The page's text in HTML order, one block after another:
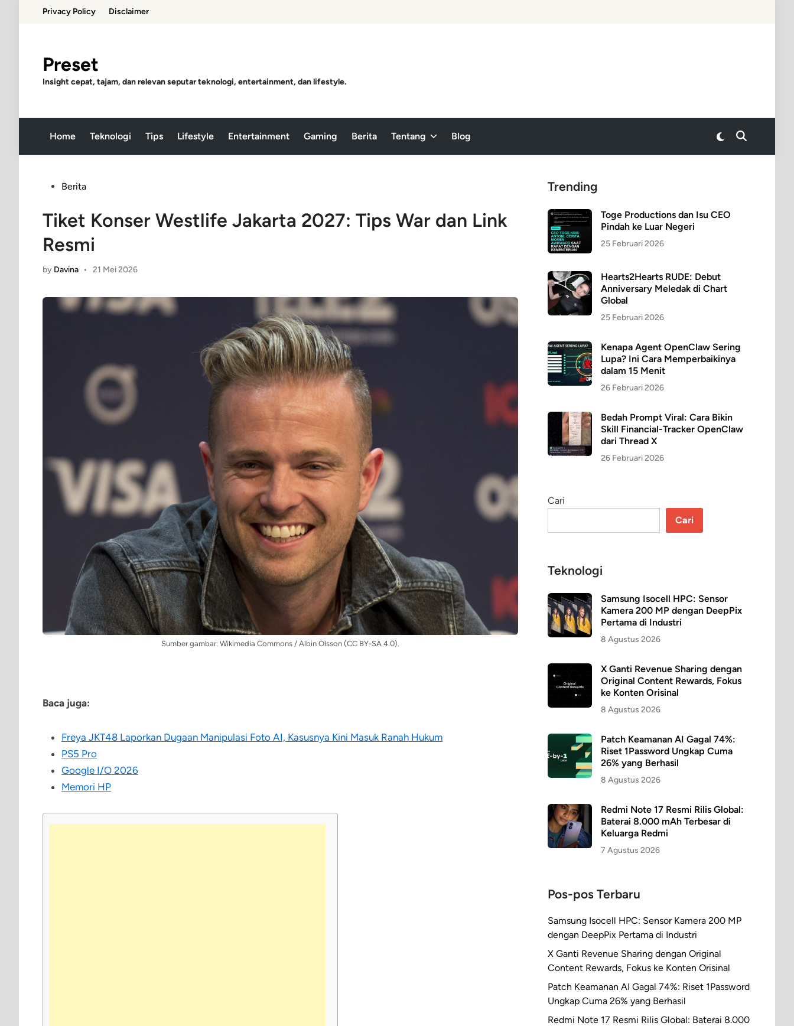
Privacy Policy Disclaimer
Preset
Insight cepat, tajam, dan relevan seputar teknologi, entertainment, dan lifestyle.
Home Teknologi Tips Lifestyle Entertainment Gaming Berita Tentang Blog
Switch
dark
Open
PostedBerita
Tiket Konser Westlife Jakarta 2027: Tips War dan Link
Resmi
by Davina • 21 Mei 2026
Sumber gambar: Wikimedia Commons / Albin Olsson (CC BY-SA 4.0).
Baca juga:
Freya JKT48 Laporkan Dugaan Manipulasi Foto AI, Kasusnya Kini Masuk Ranah Hukum
PS5 Pro
Google I/O 2026
Memori HP
Trending
Toge Productions dan Isu CEO
Pindah ke Luar Negeri
25 Februari 2026
Hearts2Hearts RUDE: Debut
Anniversary Meledak di Chart
Global
25 Februari 2026
Kenapa Agent OpenClaw Sering
Lupa? Ini Cara Memperbaikinya
dalam 15 Menit
26 Februari 2026
Bedah Prompt Viral: Cara Bikin
Skill Financial-Tracker OpenClaw
dari Thread X
26 Februari 2026
Cari
Cari
Teknologi
Samsung Isocell HPC: Sensor
Kamera 200 MP dengan DeepPix
Pertama di Industri
8 Agustus 2026
X Ganti Revenue Sharing dengan
Original Content Rewards, Fokus
ke Konten Orisinal
8 Agustus 2026
Patch Keamanan AI Gagal 74%:
Riset 1Password Ungkap Cuma
26% yang Berhasil
8 Agustus 2026
Redmi Note 17 Resmi Rilis Global:
Baterai 8.000 mAh Terbesar di
Keluarga Redmi
7 Agustus 2026
Pos-pos Terbaru
Samsung Isocell HPC: Sensor Kamera 200 MP
dengan DeepPix Pertama di Industri
X Ganti Revenue Sharing dengan Original
Content Rewards, Fokus ke Konten Orisinal
Patch Keamanan AI Gagal 74%: Riset 1Password
Ungkap Cuma 26% yang Berhasil
Redmi Note 17 Resmi Rilis Global: Baterai 8.000